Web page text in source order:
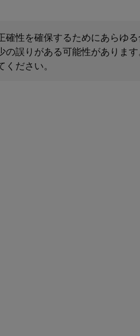
確性を確保するためにあらゆ
誤りがある可能性がありま
ださい。